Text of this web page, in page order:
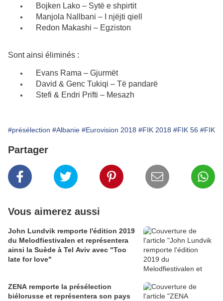
Bojken Lako – Sytë e shpirtit
Manjola Nallbani – I njëjti qiell
Redon Makashi – Egziston
Sont ainsi éliminés :
Evans Rama – Gjurmët
David & Genc Tukiqi – Të pandarë
Stefi & Endri Prifti – Mesazh
#présélection #Albanie #Eurovision 2018 #FIK 2018 #FIK 56 #FIK
Partager
Vous aimerez aussi
John Lundvik remporte l'édition 2019
du Melodfiestivalen et représentera
ainsi la Suède à Tel Aviv avec "Too
late for love"
ZENA remporte la présélection
biélorusse et représentera son pays